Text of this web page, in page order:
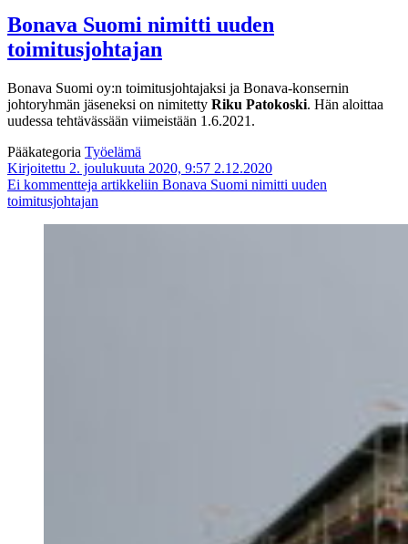
Bonava Suomi nimitti uuden
toimitusjohtajan
Bonava Suomi oy:n toimitusjohtajaksi ja Bonava-konsernin
johtoryhmän jäseneksi on nimitetty Riku Patokoski. Hän aloittaa
uudessa tehtävässään viimeistään 1.6.2021.
Pääkategoria Työelämä
Kirjoitettu 2. joulukuuta 2020, 9:57 2.12.2020
Ei kommentteja artikkeliin Bonava Suomi nimitti uuden
toimitusjohtajan